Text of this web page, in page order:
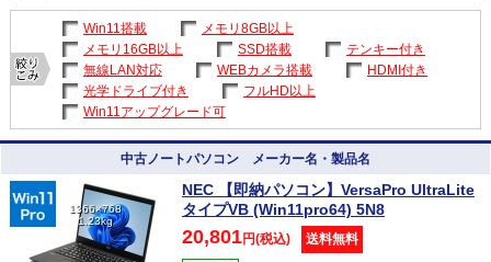
Win11搭載
メモリ8GB以上
メモリ16GB以上
SSD搭載
テンキー付き
無線LAN対応
WEBカメラ搭載
HDMI付き
光学ドライブ付き
フルHD以上
Win11アップグレード可
中古ノートパソコン メーカー名・製品名
1366×768
1.23kg
NEC 【即納パソコン】VersaPro UltraLite
タイプVB (Win11pro64) 5N8
20,801円(税込) 送料無料